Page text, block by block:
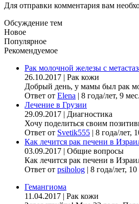
Для отправки комментария вам
Обсуждение тем
Новое
Популярное
Рекомендуемое
Рак молочной железы с
26.10.2017 | Рак кожи
Добрый день, у мамы был рак
Ответ от Elena | 8 года/лет, 9
Лечение в Грузии
29.09.2017 | Диагностика
Хочу поделиться своим
Ответ от Svetik555 | 8 года/лет,
Как лечится рак печени в
03.09.2017 | Общие вопросы
Как лечится рак печени в
Ответ от psiholog | 8 года/лет,
Гемангиома
11.04.2017 | Рак кожи